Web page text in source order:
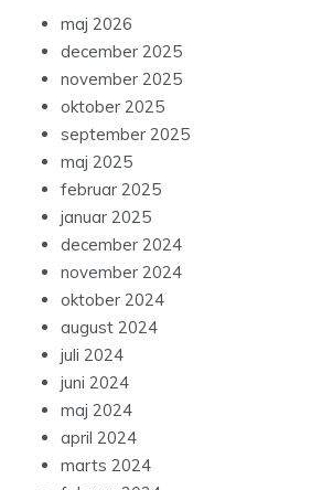
maj 2026
december 2025
november 2025
oktober 2025
september 2025
maj 2025
februar 2025
januar 2025
december 2024
november 2024
oktober 2024
august 2024
juli 2024
juni 2024
maj 2024
april 2024
marts 2024